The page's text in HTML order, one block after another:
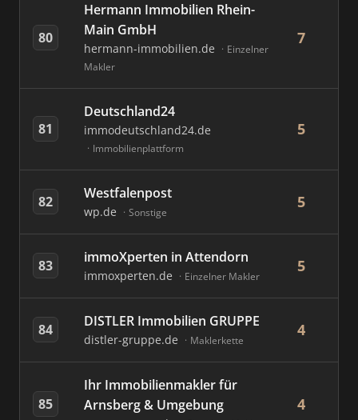
80
Hermann Immobilien Rhein-
Main GmbH
hermann-immobilien.de
Einzelner
Makler
7
81
Deutschland24
immodeutschland24.de
Immobilienplattform
5
82 Westfalenpost
wp.de Sonstige
5
83 immoXperten in Attendorn
immoxperten.de Einzelner Makler
5
84 DISTLER Immobilien GRUPPE
distler-gruppe.de Maklerkette
4
85
Ihr Immobilienmakler für
Arnsberg & Umgebung
4